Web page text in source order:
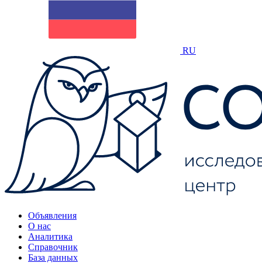
RU
Объявления
О нас
Аналитика
Справочник
База данных